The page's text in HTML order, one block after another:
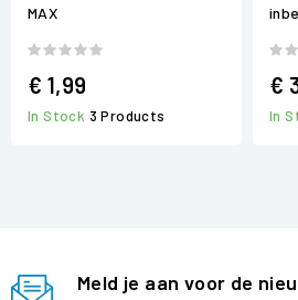
MAX
€ 1,99
In Stock 3 Products
€
In
Meld je aan voor de